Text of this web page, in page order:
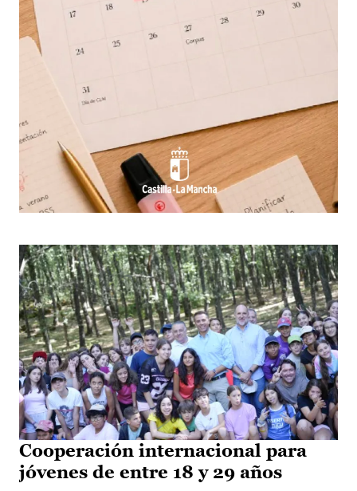
Cooperación internacional para
jóvenes de entre 18 y 29 años